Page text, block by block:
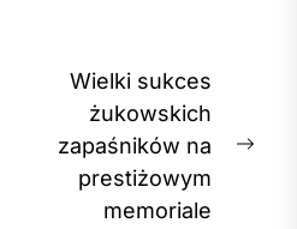
Wielki sukces
żukowskich
zapaśników na
prestiżowym
memoriale